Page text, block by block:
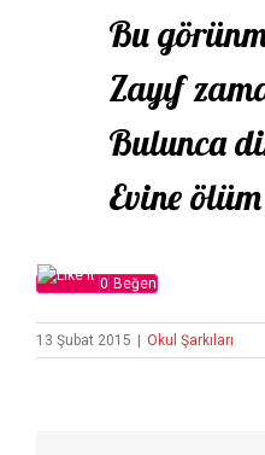
Bu
Zayıf
Bulunca
Evine
0 Beğen
13 Şubat 2015 Okul Şarkıları